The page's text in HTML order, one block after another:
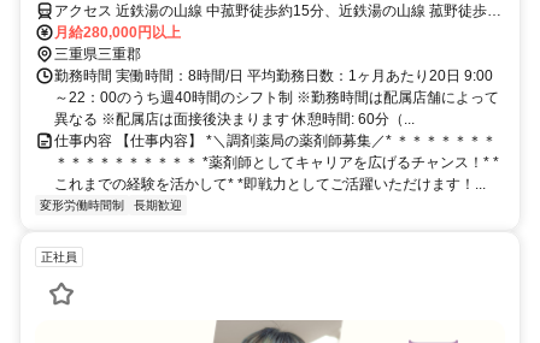
アクセス 近鉄湯の山線 中菰野徒歩約15分、近鉄湯の山線 菰野徒歩約
25分、近鉄湯の山線 大羽根園徒歩約25分
月給280,000円以上
三重県三重郡
勤務時間 実働時間：8時間/日 平均勤務日数：1ヶ月あたり20日 9:00
～22：00のうち週40時間のシフト制 ※勤務時間は配属店舗によって
異なる ※配属店は面接後決まります 休憩時間: 60分（...
仕事内容 【仕事内容】 *＼調剤薬局の薬剤師募集／* ＊＊＊＊＊＊＊
＊＊＊＊＊＊＊＊＊＊ *薬剤師としてキャリアを広げるチャンス！* *
これまでの経験を活かして* *即戦力としてご活躍いただけます！...
変形労働時間制 長期歓迎
正社員